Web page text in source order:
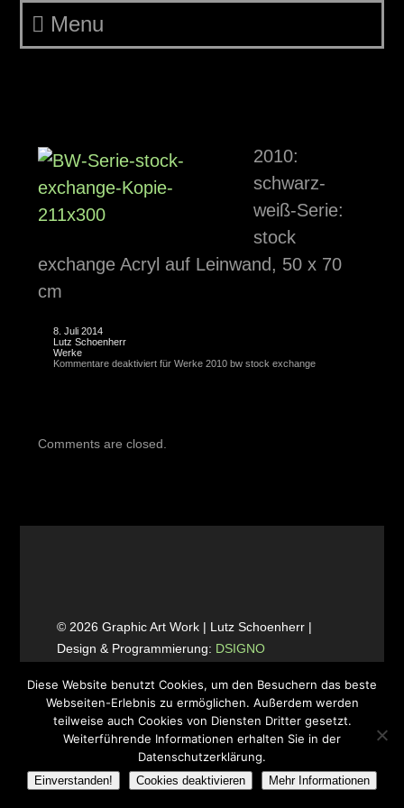
Menu
2010:
schwarz-
weiß-Serie:
stock
exchange Acryl auf Leinwand, 50 x 70
cm
8. Juli 2014
Lutz Schoenherr
Werke
Kommentare deaktiviert für Werke 2010 bw stock exchange
Comments are closed.
© 2026 Graphic Art Work | Lutz Schoenherr |
Design & Programmierung: DSIGNO
Diese Website benutzt Cookies, um den Besuchern das beste
Webseiten-Erlebnis zu ermöglichen. Außerdem werden
teilweise auch Cookies von Diensten Dritter gesetzt.
Weiterführende Informationen erhalten Sie in der
Datenschutzerklärung.
Einverstanden! Cookies deaktivieren Mehr Informationen